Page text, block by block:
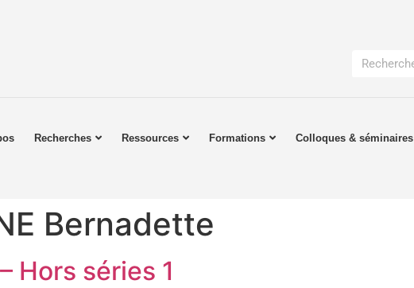
Recherches Ressources Formations Colloques & séminaires
Bernadette
Hors séries 1